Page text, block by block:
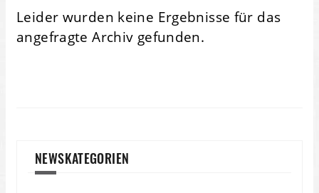
Leider wurden keine Ergebnisse für das
angefragte Archiv gefunden.
NEWSKATEGORIEN